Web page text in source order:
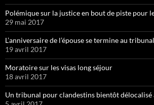
Polémique sur la justice en bout de piste pour
29 mai 2017
L’anniversaire de l’épouse se termine au tribunal
19 avril 2017
Moratoire sur les visas long séjour
18 avril 2017
Un tribunal pour clandestins bientôt délocalisé